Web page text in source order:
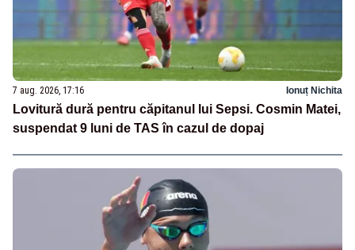
7 aug. 2026, 17:16 Ionuț Nichita
Lovitură dură pentru căpitanul lui Sepsi. Cosmin Matei,
suspendat 9 luni de TAS în cazul de dopaj